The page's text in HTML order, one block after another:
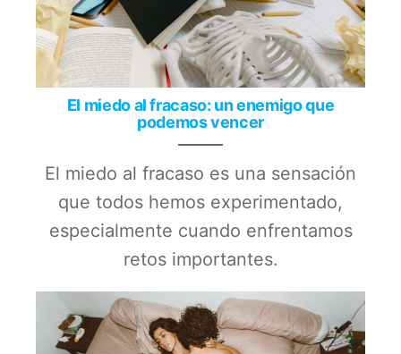
El miedo al fracaso: un enemigo que
podemos vencer
El miedo al fracaso es una sensación
que todos hemos experimentado,
especialmente cuando enfrentamos
retos importantes.